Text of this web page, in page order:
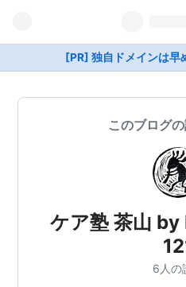
[PR] 独自ドメインは早
このブログ
ケア塾 茶山 by
6人の